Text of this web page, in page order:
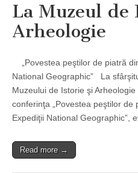
La Muzeul de
Arheologie
„Povestea peştilor de piatră
National Geographic” La
Muzeului de Istorie şi
conferinţa „Povestea peştilor de
Expediţii National Geographic”,
Read more →